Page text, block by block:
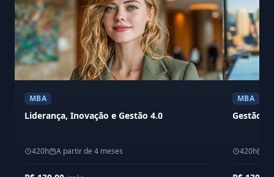
MBA
Liderança, Inovação e Gestão 4.0
420h A partir de 4 meses
MBA
Gestão
420h